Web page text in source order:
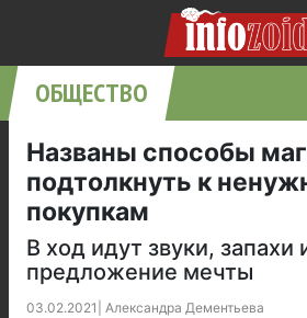
ОБЩЕСТВО
Названы способы
подтолкнуть к
покупкам
В ход идут звуки, запахи
предложение мечты
03.02.2021 Александра Дементьева